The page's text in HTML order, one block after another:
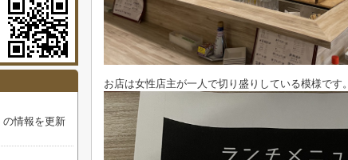
お店は女性店主が一人で切り盛りしている模様です。
の情報を更新